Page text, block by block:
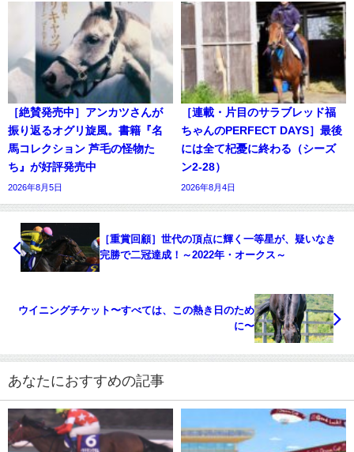
［絶賛発売中］アンカツさんが
振り返るオグリ旋風。書籍『名
馬コレクション 芦毛の怪物た
ち』が好評発売中
2026年8月5日
［連載・片目のサラブレッド福
ちゃんのPERFECT DAYS］最後
には全て杞憂に終わる（シーズ
ン2-28）
2026年8月4日
［重賞回顧］世代の頂点に輝く一等星が、疑いなき
完勝で二冠達成！～2022年・オークス～
ウイニングチケット〜すべては、この熱き日のため
に〜
あなたにおすすめの記事